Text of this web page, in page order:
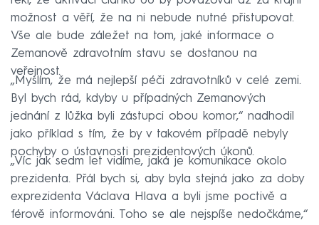
možnost a věří, že na ni nebude nutné přistupovat.
Vše ale bude záležet na tom, jaké informace o
Zemanově zdravotním stavu se dostanou na
veřejnost.
„Myslím, že má nejlepší péči zdravotníků v celé zemi.
Byl bych rád, kdyby u případných Zemanových
jednání z lůžka byli zástupci obou komor,“ nadhodil
jako příklad s tím, že by v takovém případě nebyly
pochyby o ústavnosti prezidentových úkonů.
„Víc jak sedm let vidíme, jaká je komunikace okolo
prezidenta. Přál bych si, aby byla stejná jako za doby
exprezidenta Václava Hlava a byli jsme poctivě a
férově informováni. Toho se ale nejspíše nedočkáme,“